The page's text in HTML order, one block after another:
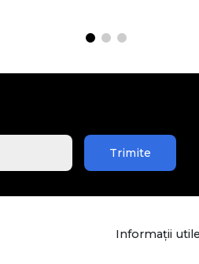
Trimite
Informații utile